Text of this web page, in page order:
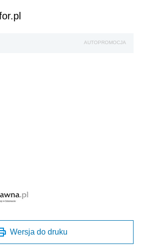
AUTOPROMOCJA
Wersja do druku